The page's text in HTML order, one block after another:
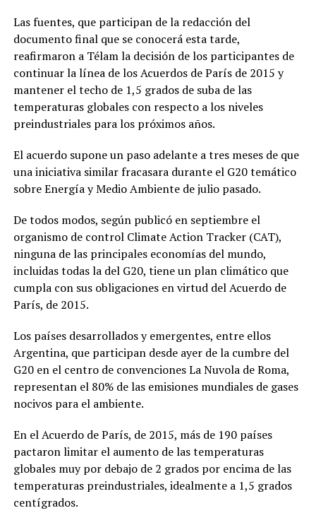
Las fuentes, que participan de la redacción del
documento final que se conocerá esta tarde,
reafirmaron a Télam la decisión de los participantes de
continuar la línea de los Acuerdos de París de 2015 y
mantener el techo de 1,5 grados de suba de las
temperaturas globales con respecto a los niveles
preindustriales para los próximos años.
El acuerdo supone un paso adelante a tres meses de que
una iniciativa similar fracasara durante el G20 temático
sobre Energía y Medio Ambiente de julio pasado.
De todos modos, según publicó en septiembre el
organismo de control Climate Action Tracker (CAT),
ninguna de las principales economías del mundo,
incluidas todas la del G20, tiene un plan climático que
cumpla con sus obligaciones en virtud del Acuerdo de
París, de 2015.
Los países desarrollados y emergentes, entre ellos
Argentina, que participan desde ayer de la cumbre del
G20 en el centro de convenciones La Nuvola de Roma,
representan el 80% de las emisiones mundiales de gases
nocivos para el ambiente.
En el Acuerdo de París, de 2015, más de 190 países
pactaron limitar el aumento de las temperaturas
globales muy por debajo de 2 grados por encima de las
temperaturas preindustriales, idealmente a 1,5 grados
centígrados.